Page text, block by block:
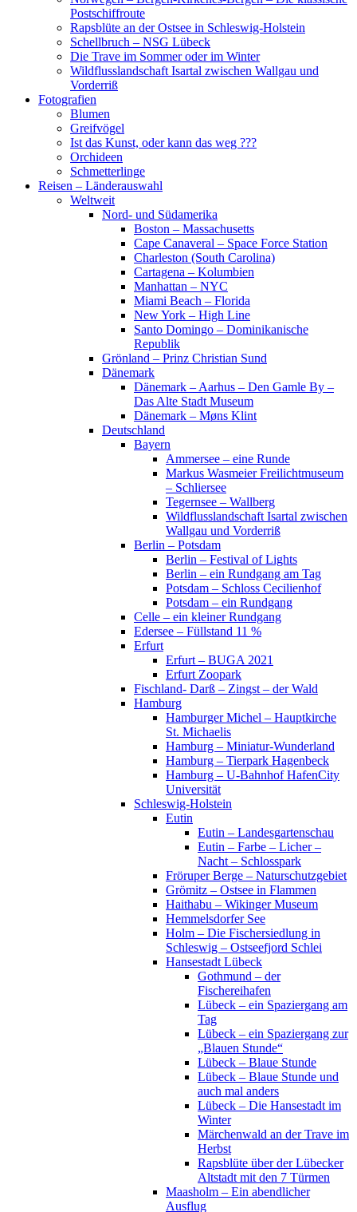
Postschiffroute
Rapsblüte an der Ostsee in Schleswig-Holstein
Schellbruch – NSG Lübeck
Die Trave im Sommer oder im Winter
Wildflusslandschaft Isartal zwischen Wallgau und
Vorderriß
Fotografien
Blumen
Greifvögel
Ist das Kunst, oder kann das weg ???
Orchideen
Schmetterlinge
Reisen – Länderauswahl
Weltweit
Nord- und Südamerika
Boston – Massachusetts
Cape Canaveral – Space Force Station
Charleston (South Carolina)
Cartagena – Kolumbien
Manhattan – NYC
Miami Beach – Florida
New York – High Line
Santo Domingo – Dominikanische
Republik
Grönland – Prinz Christian Sund
Dänemark
Dänemark – Aarhus – Den Gamle By –
Das Alte Stadt Museum
Dänemark – Møns Klint
Deutschland
Bayern
Ammersee – eine Runde
Markus Wasmeier Freilichtmuseum
– Schliersee
Tegernsee – Wallberg
Wildflusslandschaft Isartal zwischen
Wallgau und Vorderriß
Berlin – Potsdam
Berlin – Festival of Lights
Berlin – ein Rundgang am Tag
Potsdam – Schloss Cecilienhof
Potsdam – ein Rundgang
Celle – ein kleiner Rundgang
Edersee – Füllstand 11 %
Erfurt
Erfurt – BUGA 2021
Erfurt Zoopark
Fischland- Darß – Zingst – der Wald
Hamburg
Hamburger Michel – Hauptkirche
St. Michaelis
Hamburg – Miniatur-Wunderland
Hamburg – Tierpark Hagenbeck
Hamburg – U-Bahnhof HafenCity
Universität
Schleswig-Holstein
Eutin
Eutin – Landesgartenschau
Eutin – Farbe – Licher –
Nacht – Schlosspark
Fröruper Berge – Naturschutzgebiet
Grömitz – Ostsee in Flammen
Haithabu – Wikinger Museum
Hemmelsdorfer See
Holm – Die Fischersiedlung in
Schleswig – Ostseefjord Schlei
Hansestadt Lübeck
Gothmund – der
Fischereihafen
Lübeck – ein Spaziergang am
Tag
Lübeck – ein Spaziergang zur
„Blauen Stunde“
Lübeck – Blaue Stunde
Lübeck – Blaue Stunde und
auch mal anders
Lübeck – Die Hansestadt im
Winter
Märchenwald an der Trave im
Herbst
Rapsblüte über der Lübecker
Altstadt mit den 7 Türmen
Maasholm – Ein abendlicher
Ausflug